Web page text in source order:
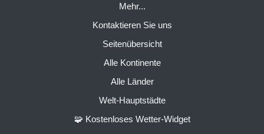
Mehr...
Kontaktieren Sie uns
Seitenübersicht
Alle Kontinente
Alle Länder
Welt-Hauptstädte
🧩 Kostenloses Wetter-Widget